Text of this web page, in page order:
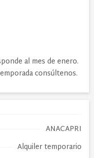
al mes de enero.
consúltenos.
ANACAPRI
Alquiler temporario